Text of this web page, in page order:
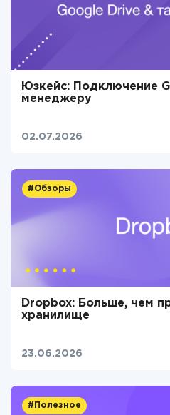
Юзкейс: Подключение
менеджеру
02.07.2026
#Обзоры
Dropbox: Больше, чем
хранилище
23.06.2026
#Полезное